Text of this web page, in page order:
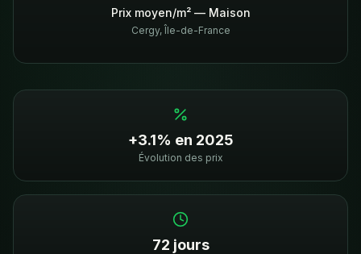
Prix moyen/m² — Maison
Cergy, Île-de-France
+3.1% en 2025
Évolution des prix
72 jours